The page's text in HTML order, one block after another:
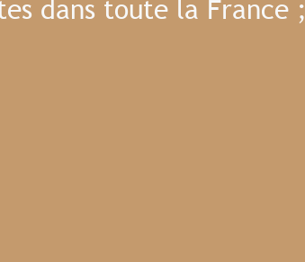
dans toute la France ;